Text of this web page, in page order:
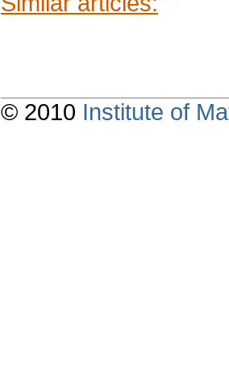
© 2010 Institute of